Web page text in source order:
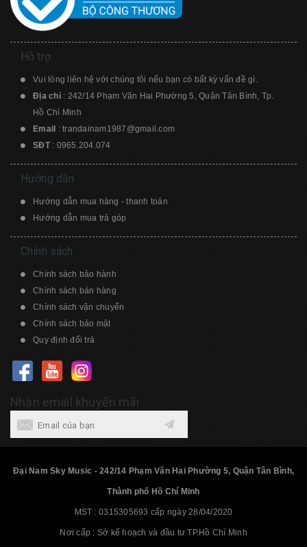
Hỗ trợ
Vui lòng liên hệ với chúng tôi nếu bạn có bất kỳ vấn đề gì.
Địa chỉ : 242/14 Phạm Văn Hai Phường 5, Quận Tân Bình, Tp.
Hồ Chí Minh
Email : trandainam1987@gmail.com
SĐT : 0965.204.074
Hướng dẫn
Hướng dẫn mua hàng - thanh toán
Hướng dẫn mua trả góp
Chính sách
Chính sách bảo hành
Chính sách bán hàng
Chính sách vận chuyển
Chính sách bảo mật
Quy định đổi trả
Nhận email khuyến mãi
Đại Nam Sky Music - 242/14 Phạm Văn Hai Phường 5, Quận Tân Bình,
Thành phố Hồ Chí Minh
MST : 0315305693 cấp ngày 28/04/2020
Nơi cấp : Sở kế hoạch và đầu tư TP.Hồ Chí Minh